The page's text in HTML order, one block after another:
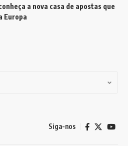
a nova casa de apostas que
Europa
Siga-nos